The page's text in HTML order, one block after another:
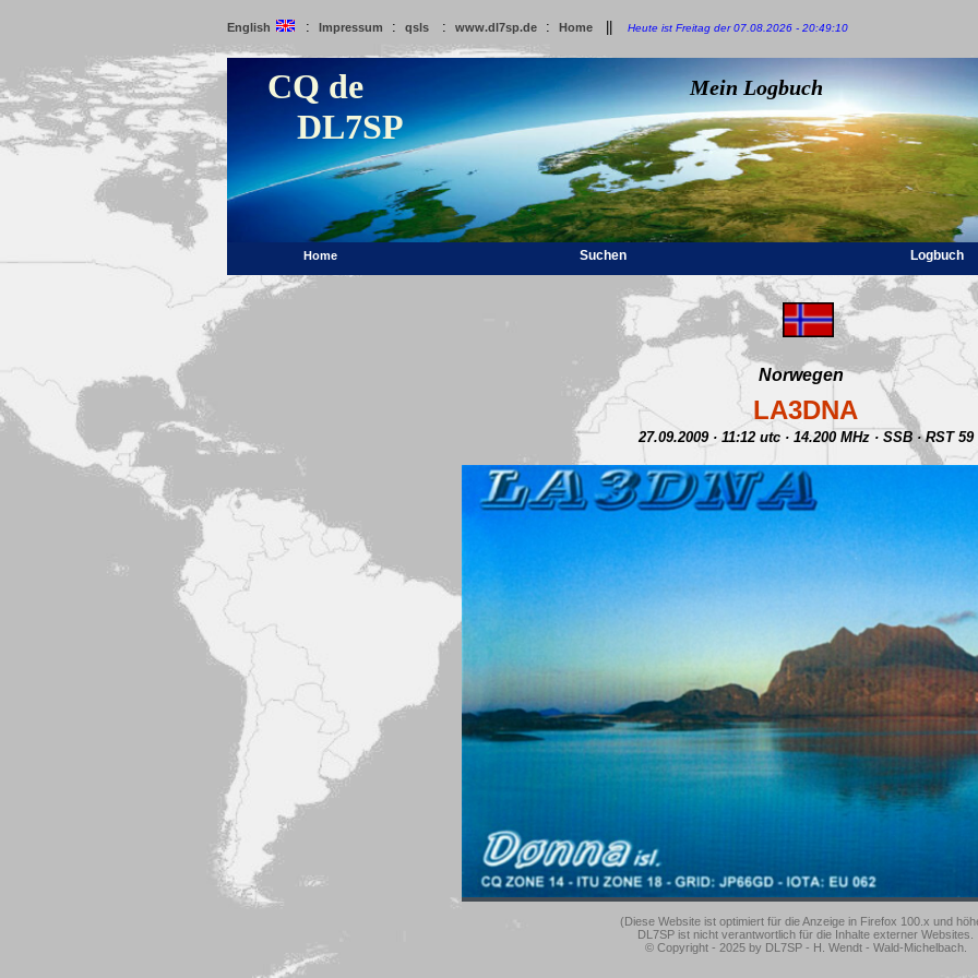
English : Impressum : qsls : www.dl7sp.de : Home Heute ist Freitag der 07.08.2026 - 20:49:10
CQ de
DL7SP
Mein Logbuch
Home Suchen Logbuch
Norwegen
LA3DNA
27.09.2009 · 11:12 utc · 14.200 MHz · SSB · RST 59
(Diese Website ist optimiert für die Anzeige in Firefox 100.x und
DL7SP ist nicht verantwortlich für die Inhalte externer Websites.
© Copyright - 2025 by DL7SP - H. Wendt - Wald-Michelbach.